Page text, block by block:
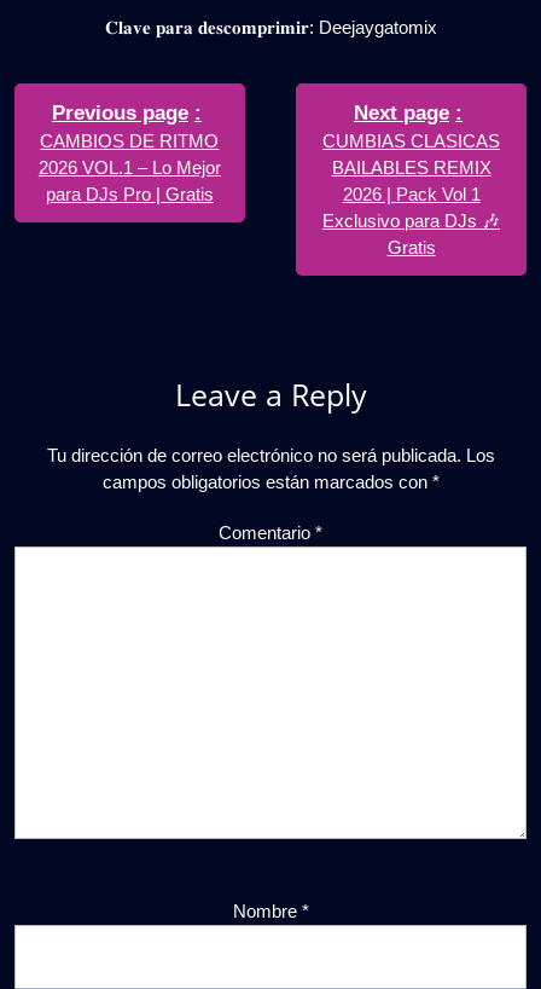
𝐂𝐥𝐚𝐯𝐞 𝐩𝐚𝐫𝐚 𝐝𝐞𝐬𝐜𝐨𝐦𝐩𝐫𝐢𝐦𝐢𝐫: Deejaygatomix
Navegación
entradas
Previous page
Posts
CAMBIOS DE RITMO
2026 VOL.1 – Lo Mejor
para DJs Pro | Gratis
Next page
Posts
CUMBIAS CLASICAS
BAILABLES REMIX
2026 | Pack Vol 1
Exclusivo para DJs 🎶
Gratis
Leave a Reply
Tu dirección de correo electrónico no será publicada. Los
campos obligatorios están marcados con *
Comentario *
Nombre *